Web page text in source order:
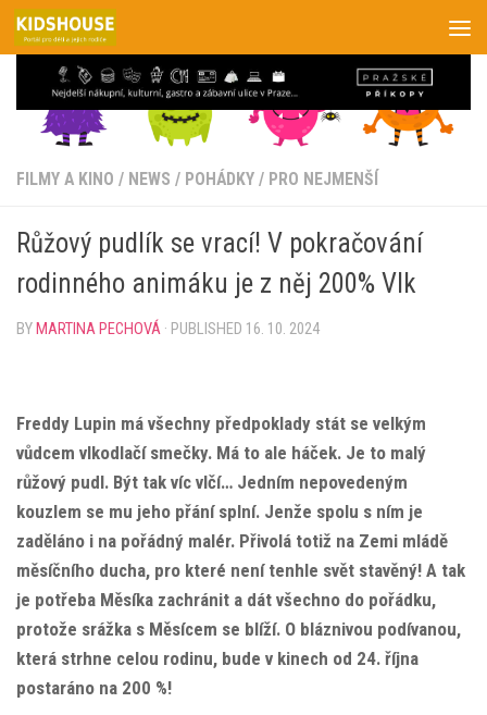
Skip to content
FILMY A KINO / NEWS / POHÁDKY / PRO NEJMENŠÍ
Růžový pudlík se vrací! V pokračování
rodinného animáku je z něj 200% Vlk
BYMARTINA PECHOVÁ · PUBLISHED 16. 10. 2024
Freddy Lupin má všechny předpoklady stát se velkým
vůdcem vlkodlačí smečky. Má to ale háček. Je to malý
růžový pudl. Být tak víc vlčí… Jedním nepovedeným
kouzlem se mu jeho přání splní. Jenže spolu s ním je
zaděláno i na pořádný malér. Přivolá totiž na Zemi mládě
měsíčního ducha, pro které není tenhle svět stavěný! A tak
je potřeba Měsíka zachránit a dát všechno do pořádku,
protože srážka s Měsícem se blíží. O bláznivou podívanou,
která strhne celou rodinu, bude v kinech od 24. října
postaráno na 200 %!